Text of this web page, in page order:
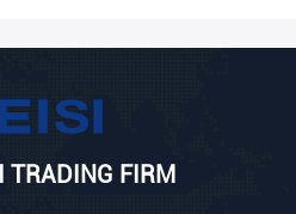
TRADING FIRM